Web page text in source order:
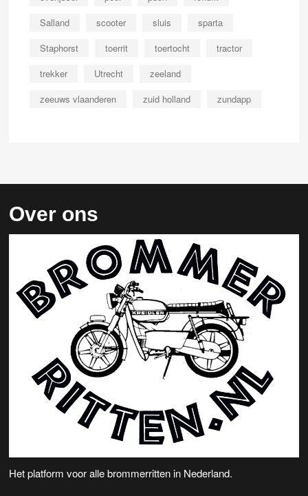
Salland
scooter sluis
sparta
Staphorst
toerrit toertocht
tractor
trekker
Utrecht
zeeland
zeeuws vlaanderen
zuid holland zundapp
Over ons
Het platform voor alle brommerritten in Nederland.